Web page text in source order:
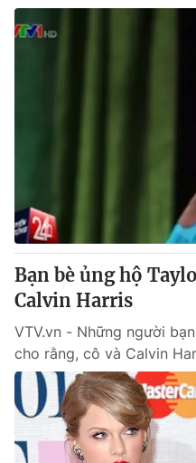
Bạn bè ủng hộ
Calvin Harris
VTV.vn - Những người
cho rằng, cô và Calvin